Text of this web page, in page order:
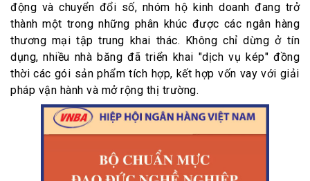
động và chuyển đổi số, nhóm hộ kinh doanh đang trở
thành một trong những phân khúc được các ngân hàng
thương mại tập trung khai thác. Không chỉ dừng ở tín
dụng, nhiều nhà băng đã triển khai "dịch vụ kép" đồng
thời các gói sản phẩm tích hợp, kết hợp vốn vay với giải
pháp vận hành và mở rộng thị trường.